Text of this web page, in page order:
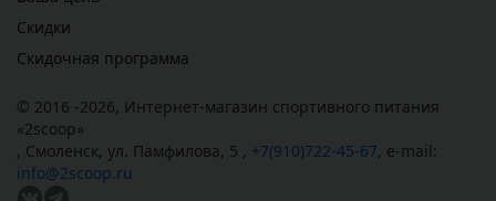
Скидки
Скидочная программа
© 2016 -2026, Интернет-магазин спортивного питания
«2scoop»
, Смоленск, ул. Памфилова, 5 , +7(910)722-45-67, e-mail:
info@2scoop.ru